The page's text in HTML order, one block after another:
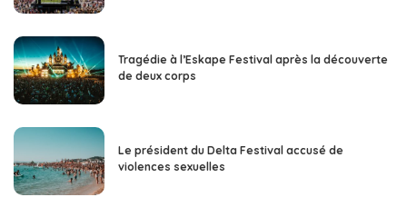
Tragédie à l’Eskape Festival après la découverte
de deux corps
Le président du Delta Festival accusé de
violences sexuelles